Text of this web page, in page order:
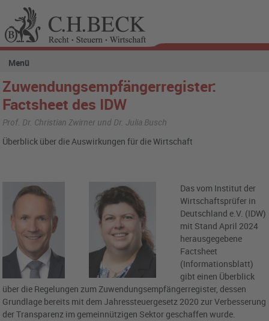
Menü
Zuwendungsempfängerregister:
Factsheet des IDW
Prof. Dr. Christian Zwirner und Dr. Julia Busch
Überblick über die Auswirkungen für die Wirtschaft
Das vom Institut der
Wirtschaftsprüfer in
Deutschland e.V. (IDW)
mit Stand April 2024
herausgegebene
Factsheet
(Informationsblatt)
gibt einen Überblick
über die Regelungen zum Zuwendungsempfängerregister, dessen
Grundlage bereits mit dem Jahressteuergesetz 2020 zur Verbesserung
der Transparenz im gemeinnützigen Sektor geschaffen wurde.